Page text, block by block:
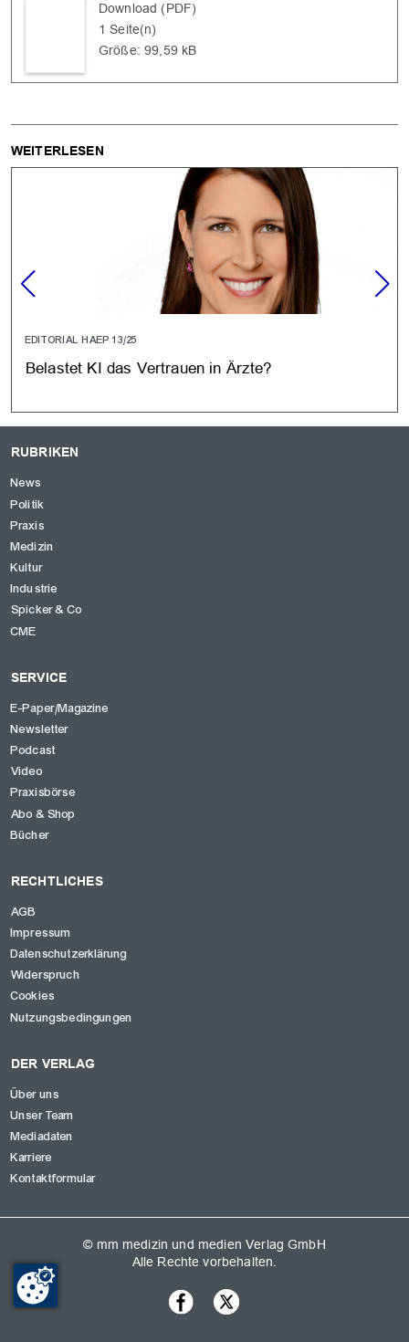
Download (PDF)
1 Seite(n)
Größe: 99,59 kB
WEITERLESEN
EDITORIAL HAEP 13/25
Belastet KI das Vertrauen in Ärzte?
RUBRIKEN
News
Politik
Praxis
Medizin
Kultur
Industrie
Spicker & Co
CME
SERVICE
E-Paper/Magazine
Newsletter
Podcast
Video
Praxisbörse
Abo & Shop
Bücher
RECHTLICHES
AGB
Impressum
Datenschutzerklärung
Widerspruch
Cookies
Nutzungsbedingungen
DER VERLAG
Über uns
Unser Team
Mediadaten
Karriere
Kontaktformular
© mm medizin und medien Verlag GmbH
Alle Rechte vorbehalten.